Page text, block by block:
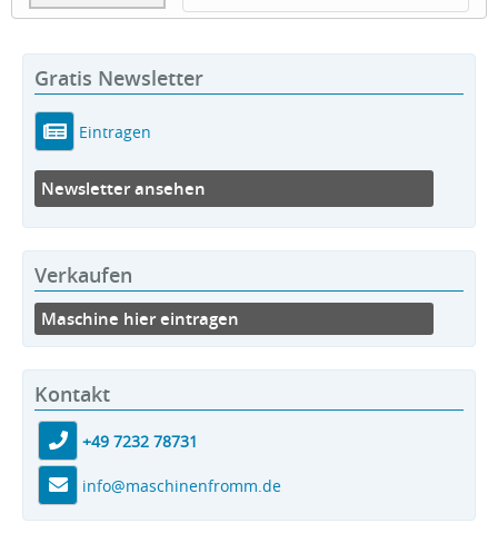
Gratis Newsletter
Eintragen
Newsletter ansehen
Verkaufen
Maschine hier eintragen
Kontakt
+49 7232 78731
info@maschinenfromm.de